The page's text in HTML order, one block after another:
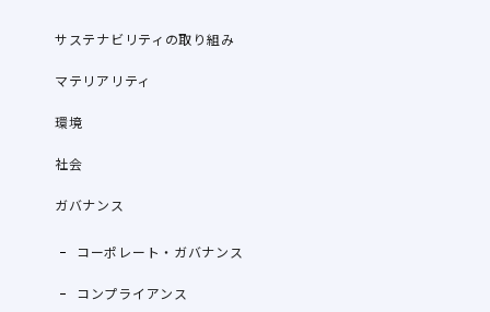
サステナビリティの取り組み
マテリアリティ
環境
社会
ガバナンス
コーポレート・ガバナンス
コンプライアンス